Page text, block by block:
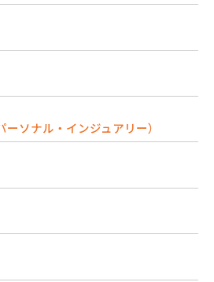
ソナル・インジュアリー）